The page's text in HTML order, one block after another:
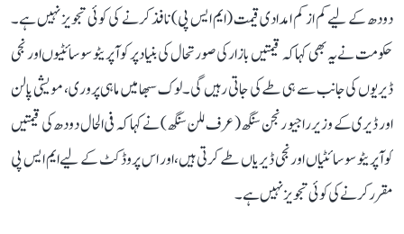
دودھ کے لیے کم از کم امدادی قیمت (ایم ایس پی) نافذ کرنے کی کوئی تجویز نہیں ہے۔
حکومت نے یہ بھی کہا کہ قیمتیں بازار کی صورتحال کی بنیاد پر کوآپریٹو سوسائٹیوں اور نجی
ڈیریوں کی جانب سے ہی طے کی جاتی رہیں گی۔ لوک سبھا میں ماہی پروری، مویشی پالن
اور ڈیری کے وزیر راجیو رنجن سنگھ (عرف للن سنگھ) نے کہا کہ فی الحال دودھ کی قیمتیں
کوآپریٹو سوسائٹیاں اور نجی ڈیریاں طے کرتی ہیں، اور اس پروڈکٹ کے لیے ایم ایس پی
مقرر کرنے کی کوئی تجویز نہیں ہے۔